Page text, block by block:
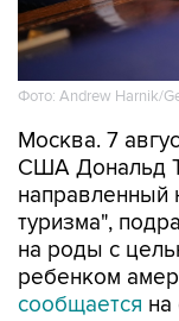
Фото: Andrew Harnik/
Москва. 7
США Дональд
направленный
туризма",
на роды с
ребенком
сообщается на